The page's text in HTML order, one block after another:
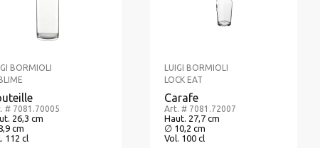
BORMIOLI
# 7081.70005
26,3 cm
cm
112 cl
LUIGI BORMIOLI
LOCK EAT
Carafe
Art. # 7081.72007
Haut. 27,7 cm
∅ 10,2 cm
Vol. 100 cl